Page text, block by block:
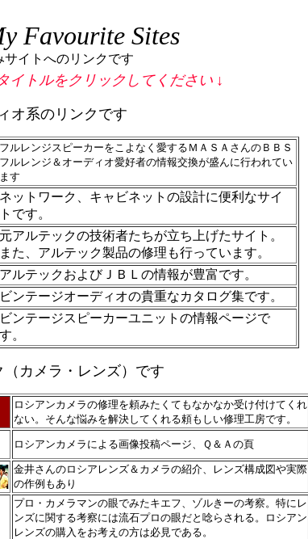
Favourite Sites
サイトへのリンクです
イトルをクリックしてください ↓
オ系のリンクです
フルレンジスピーカーをこよなく愛するＭＡＳＡさんのＢＢＳ
フルレンジ＆オーディオ愛好者の情報交換が盛んに行われてい
ます
ネットワーク、キャビネットの設計に便利なサイ
トです。
元アルテックの技術者たちが立ち上げたサイト。
また、アルテック製品の修理も行っています。
アルテックおよびＪＢＬの情報が豊富です。
ビンテージオーディオの貴重なカタログ集です。
ビンテージスピーカーユニットの情報ページで
す。
（カメラ・レンズ）です
ロシアンカメラの修理を頼みたくてもなかなか受け付けてくれ
ない。そんな悩みを解決してくれる頼もしい修理工房です。
ロシアンカメラによる画像投稿ページ、Ｑ＆Ａの頁
金井さんのロシアレンズ＆カメラの紹介、レンズ構成図や実際
の作例もあり
プロ・カメラマンの眼でみたキエフ、ゾルきーの考察。特にレ
ンズに関する考察には流石プロの眼だと唸らされる。ロシアン
レンズの購入をお考えの方は必見である。